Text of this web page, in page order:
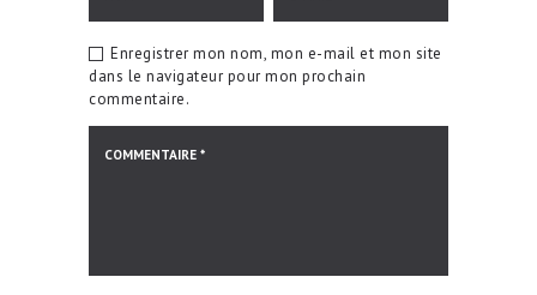
Enregistrer mon nom, mon e-mail et mon site
dans le navigateur pour mon prochain
commentaire.